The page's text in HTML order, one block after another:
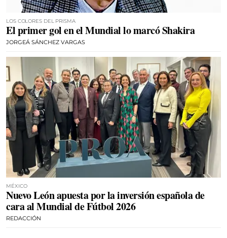
LOS COLORES DEL PRISMA
El primer gol en el Mundial lo marcó Shakira
JORGEÁ SÁNCHEZ VARGAS
MÉXICO
Nuevo León apuesta por la inversión española de
cara al Mundial de Fútbol 2026
REDACCIÓN